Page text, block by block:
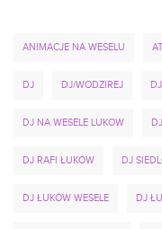
ANIMACJE NA WESELU
DJ DJ/WODZIREJ
DJ NA WESELE LUKOW
DJ RAFI ŁUKÓW DJ
DJ ŁUKÓW WESELE DJ